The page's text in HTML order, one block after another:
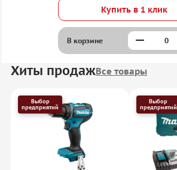
Купить в 1 клик
В корзине
Хиты продажВсе товары
Выбор
предприятий
Выбор
предприятий